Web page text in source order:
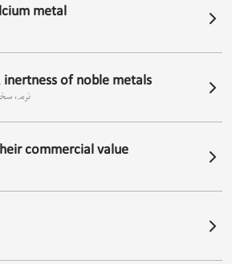
metal
of noble metals
نرم،
commercial value